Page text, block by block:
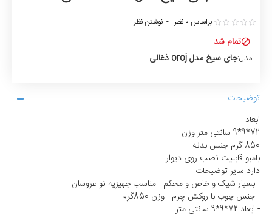
تمام شد
مدل:جای سیخ مدل oroj ذغالی
براساس 0 نظر. - نوشتن نظر
توضیحات
ابعاد
72*9*9 سانتی متر وزن
850 گرم جنس بدنه
بامبو قابلیت نصب روی دیوار
دارد سایر توضیحات
- بسیار شیک و خاص و محکم - مناسب جهیزیه نو عروسان
- جنس چوب با روکش چرم - وزن 850گرم
- ابعاد 72*9*9 سانتی متر